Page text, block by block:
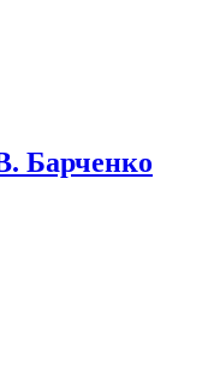
Барченко